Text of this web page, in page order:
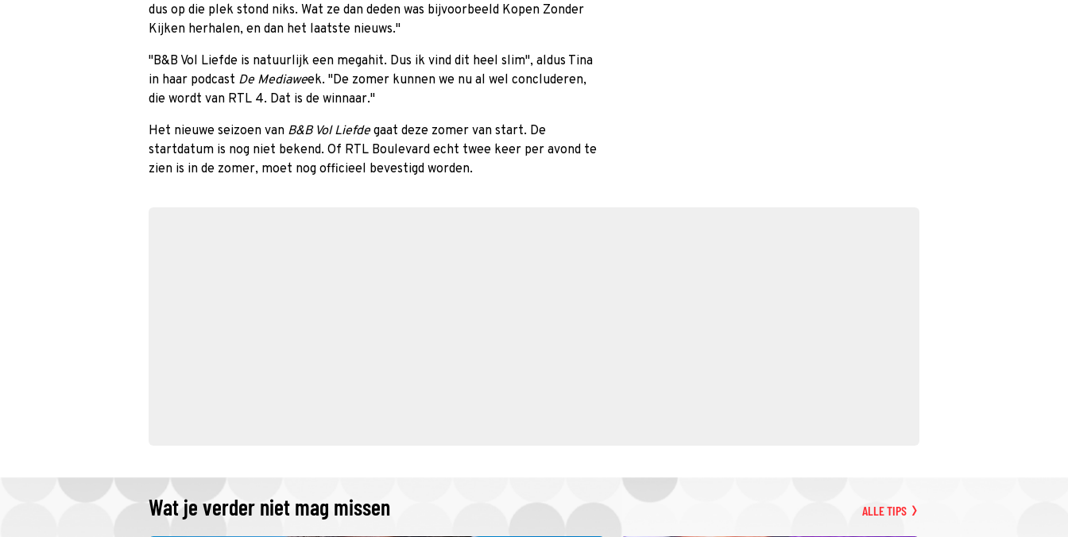
dus op die plek stond niks. Wat ze dan deden was bijvoorbeeld Kopen Zonder
Kijken herhalen, en dan het laatste nieuws.''
''B&B Vol Liefde is natuurlijk een megahit. Dus ik vind dit heel slim'', aldus Tina
in haar podcast De Mediaweek. ''De zomer kunnen we nu al wel concluderen,
die wordt van RTL 4. Dat is de winnaar.''
Het nieuwe seizoen van B&B Vol Liefdegaat deze zomer van start. De
startdatum is nog niet bekend. Of RTL Boulevard echt twee keer per avond te
zien is in de zomer, moet nog officieel bevestigd worden.
Wat je verder niet mag missen ALLE TIPS